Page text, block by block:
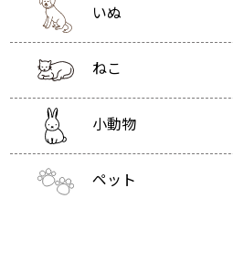
いぬ
ねこ
小動物
ペット